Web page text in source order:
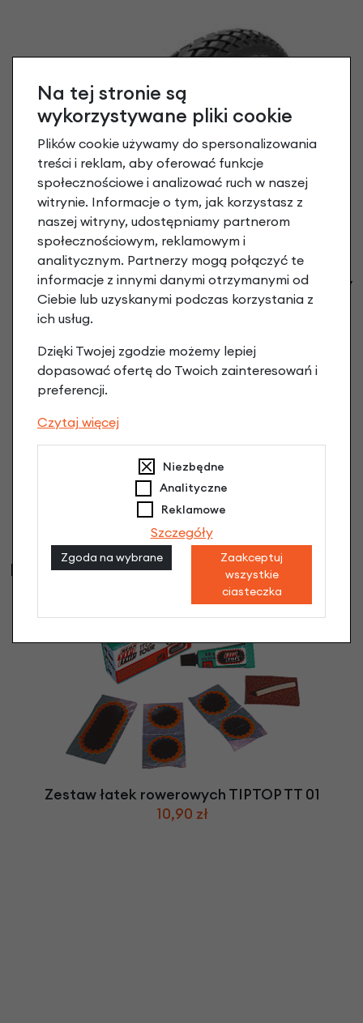
Opona Schwalbe Marathon GreenGuard HS420 /
28 x 1.75 (47-622)
Najczęściej kupowane
Zestaw łatek rowerowych TIPTOP TT 01
10,90 zł
Na tej stronie są
wykorzystywane pliki cookie
Plików cookie używamy do spersonalizowania
treści i reklam, aby oferować funkcje
społecznościowe i analizować ruch w naszej
witrynie. Informacje o tym, jak korzystasz z
naszej witryny, udostępniamy partnerom
społecznościowym, reklamowym i
analitycznym. Partnerzy mogą połączyć te
informacje z innymi danymi otrzymanymi od
Ciebie lub uzyskanymi podczas korzystania z
ich usług.
Dzięki Twojej zgodzie możemy lepiej
dopasować ofertę do Twoich zainteresowań i
preferencji.
Czytaj więcej
Niezbędne
Analityczne
Reklamowe
Szczegóły
Zgoda na wybrane
Zaakceptuj
wszystkie
ciasteczka